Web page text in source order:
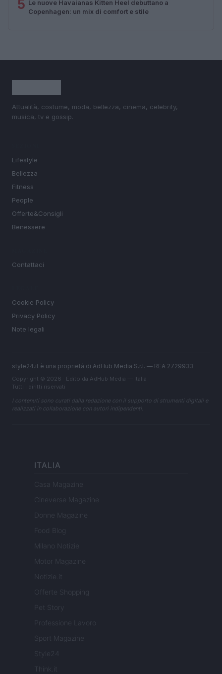
5 Le nuove Havaianas Kitten Heel debuttano a
Copenhagen: un mix di comfort e stile
Attualità, costume, moda, bellezza, cinema, celebrity,
musica, tv e gossip.
Lifestyle
Bellezza
Fitness
People
Offerte&Consigli
Benessere
Contattaci
Cookie Policy
Privacy Policy
Note legali
style24.it è una proprietà di AdHub Media S.r.l. — REA 2729933
Copyright © 2026 · Edito da AdHub Media — Italia
Tutti i diritti riservati
I contenuti sono curati dalla redazione con il supporto di strumenti digitali e
realizzati in collaborazione con autori indipendenti.
ITALIA
Casa Magazine
Cineverse Magazine
Donne Magazine
Food Blog
Milano Notizie
Motor Magazine
Notizie.it
Offerte Shopping
Pet Story
Professione Lavoro
Sport Magazine
Style24
Think.it